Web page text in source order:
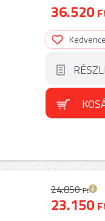
36.520
24.850Ft
23.150